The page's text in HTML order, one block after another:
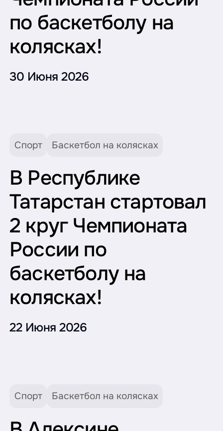
по баскетболу на
колясках!
30 Июня 2026
Спорт Баскетбол на колясках
В Республике
Татарстан стартовал
2 круг Чемпионата
России по
баскетболу на
колясках!
22 Июня 2026
Спорт Баскетбол на колясках